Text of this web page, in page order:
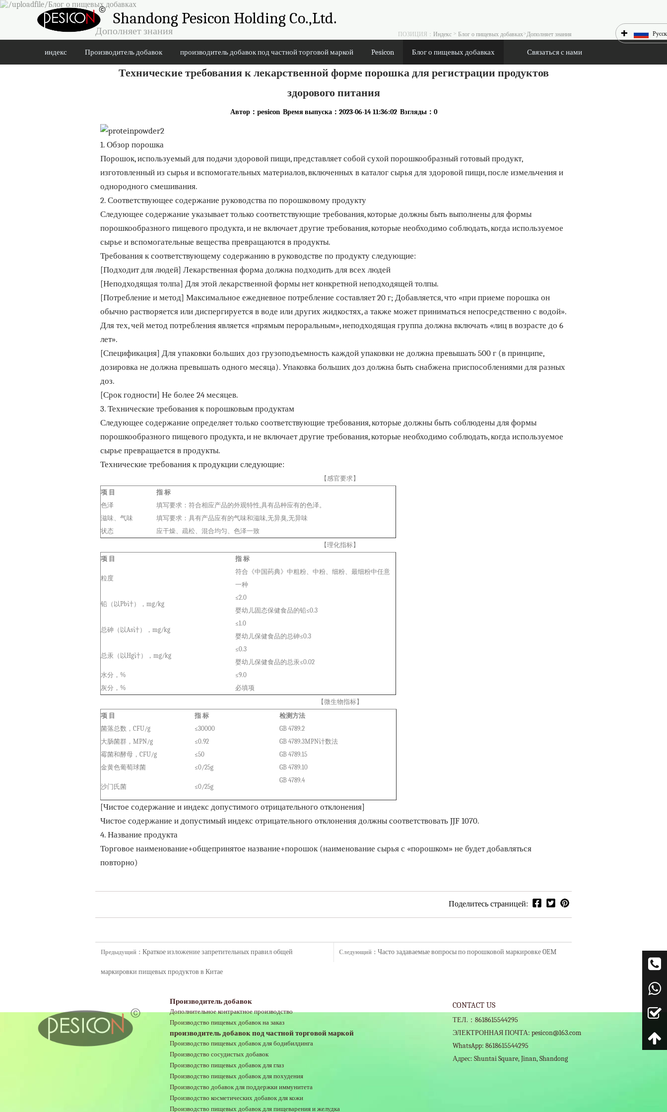
+
Shandong Pesicon Holding Co.,Ltd.
индекс Производитель добавок производитель добавок под частной торговой маркой Pesicon Блог о пищевых добавках Связаться с нами
Дополняет знания ПОЗИЦИЯ： Индекс > Блог о пищевых добавках>Дополняет знания
Технические требования к лекарственной форме порошка для регистрации продуктов
здорового питания
Автор：pesicon Время выпуска：2023-06-14 11:36:02 Взгляды： 0
1. Обзор порошка
Порошок, используемый для подачи здоровой пищи, представляет собой сухой порошкообразный готовый продукт,
изготовленный из сырья и вспомогательных материалов, включенных в каталог сырья для здоровой пищи, после измельчения и
однородного смешивания.
2. Соответствующее содержание руководства по порошковому продукту
Следующее содержание указывает только соответствующие требования, которые должны быть выполнены для формы
порошкообразного пищевого продукта, и не включает другие требования, которые необходимо соблюдать, когда используемое
сырье и вспомогательные вещества превращаются в продукты.
Требования к соответствующему содержанию в руководстве по продукту следующие:
[Подходит для людей] Лекарственная форма должна подходить для всех людей
[Неподходящая толпа] Для этой лекарственной формы нет конкретной неподходящей толпы.
[Потребление и метод] Максимальное ежедневное потребление составляет 20 г; Добавляется, что «при приеме порошка он
обычно растворяется или диспергируется в воде или других жидкостях, а также может приниматься непосредственно с водой».
Для тех, чей метод потребления является «прямым пероральным», неподходящая группа должна включать «лиц в возрасте до 6
лет».
[Спецификация] Для упаковки больших доз грузоподъемность каждой упаковки не должна превышать 500 г (в принципе,
дозировка не должна превышать одного месяца). Упаковка больших доз должна быть снабжена приспособлениями для разных
доз.
[Срок годности] Не более 24 месяцев.
3. Технические требования к порошковым продуктам
Следующее содержание определяет только соответствующие требования, которые должны быть соблюдены для формы
порошкообразного пищевого продукта, и не включает другие требования, которые необходимо соблюдать, когда используемое
сырье превращается в продукты.
Технические требования к продукции следующие:
【感官要求】
项 目
指 标
色泽
填写要求：符合相应产品的外观特性,具有品种应有的色泽。
滋味、气味
填写要求：具有产品应有的气味和滋味,无异臭,无异味
状态
应干燥、疏松、混合均匀、色泽一致
【理化指标】
项 目
指 标
粒度
符合《中国药典》中粗粉、中粉、细粉、最细粉中任意
一种
铅（以Pb计），mg/kg
≤2.0
婴幼儿固态保健食品的铅≤0.3
总砷（以As计），mg/kg
≤1.0
婴幼儿保健食品的总砷≤0.3
总汞（以Hg计），mg/kg
≤0.3
婴幼儿保健食品的总汞≤0.02
水分，%
≤9.0
灰分，%
必填项
【微生物指标】
项 目
指 标
检测方法
菌落总数，CFU/g
≤30000
GB 4789.2
大肠菌群，MPN/g
≤0.92
GB 4789.3MPN计数法
霉菌和酵母，CFU/g
≤50
GB 4789.15
金黄色葡萄球菌
≤0/25g GB 4789.10
沙门氏菌 ≤0/25g
GB 4789.4
[Чистое содержание и индекс допустимого отрицательного отклонения]
Чистое содержание и допустимый индекс отрицательного отклонения должны соответствовать JJF 1070.
4. Название продукта
Торговое наименование+общепринятое название+порошок (наименование сырья с «порошком» не будет добавляться
повторно)
Поделитесь страницей:
Предыдущий： Краткое изложение запретительных правил общей
маркировки пищевых продуктов в Китае
Следующий： Часто задаваемые вопросы по порошковой маркировке OEM
Производитель добавок
Дополнительное контрактное производство
Производство пищевых добавок на заказ
производитель добавок под частной торговой маркой
Производство пищевых добавок для бодибилдинга
Производство сосудистых добавок
Производство пищевых добавок для глаз
Производство пищевых добавок для похудения
Производство добавок для поддержки иммунитета
Производство косметических добавок для кожи
Производство пищевых добавок для пищеварения и желудка
CONTACT US
ТЕЛ.：8618615544295
ЭЛЕКТРОННАЯ ПОЧТА: pesicon@163.com
WhatsApp: 8618615544295
Адрес: Shuntai Square, Jinan, Shandong